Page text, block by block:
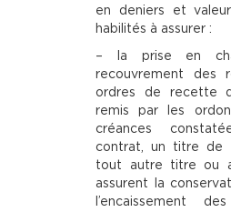
en deniers et
habilités à assurer :
– la prise en
recouvrement des
ordres de recette
remis par les
créances
contrat, un titre de
tout autre titre ou
assurent la
l’encaissement